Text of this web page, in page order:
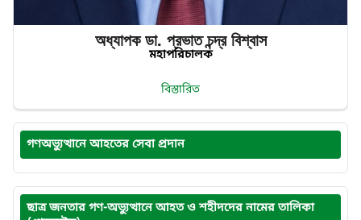
অধ্যাপক ডা. প্রভাত‌ চন্দ্র‌ বিশ্বাস
মহাপরিচালক
বিস্তারিত
গণঅভ্যুত্থানে আহতের সেবা প্রদান
ছাত্র জনতার গণ-অভ্যুত্থানে আহত ও শহীদদের নামের তালিকা